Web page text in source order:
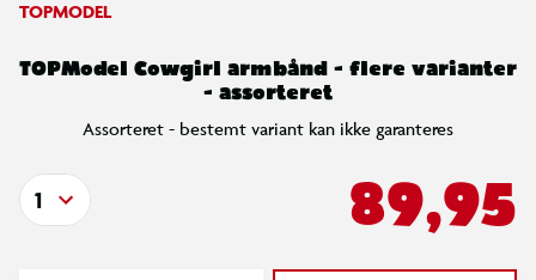
TOPMODEL
TOPModel Cowgirl armbånd - flere varianter
- assorteret
Assorteret - bestemt variant kan ikke garanteres
89,95
1